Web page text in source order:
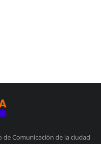
Comunicación de la ciudad